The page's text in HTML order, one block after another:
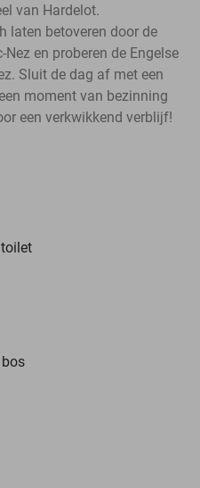
van Hardelot.
laten betoveren door de
en proberen de Engelse
Sluit de dag af met een
moment van bezinning
een verkwikkend verblijf!